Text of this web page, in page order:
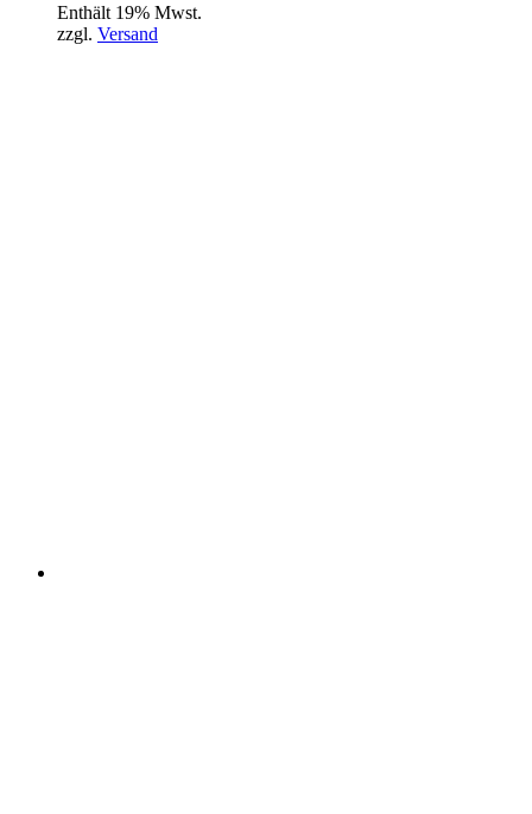
Enthält 19% Mwst.
zzgl. Versand